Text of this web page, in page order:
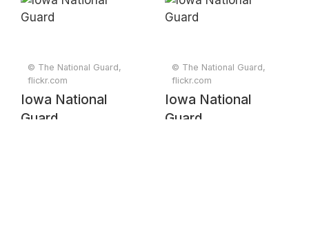
© The National Guard,
flickr.com
Iowa National
Guard
© The National Guard,
flickr.com
Iowa National
Guard